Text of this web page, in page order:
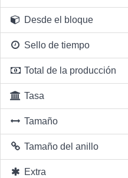
Desde el bloque
Sello de tiempo
Total de la producción
Tasa
Tamaño
Tamaño del anillo
Extra